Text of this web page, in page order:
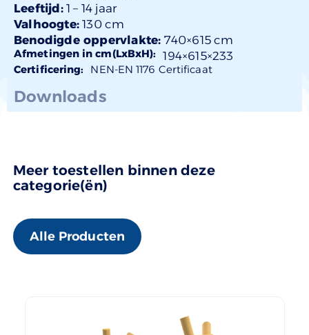
Leeftijd:1 – 14 jaar
Valhoogte: 130 cm
Benodigde oppervlakte: 740×615 cm
Afmetingen in cm(LxBxH): 194×615×233
Certificering: NEN-EN 1176 Certificaat
Downloads
Meer toestellen binnen deze
categorie(ën)
Alle Producten